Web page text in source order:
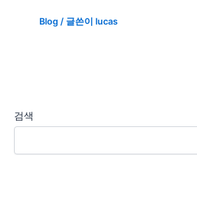
Blog / 글쓴이lucas
검색